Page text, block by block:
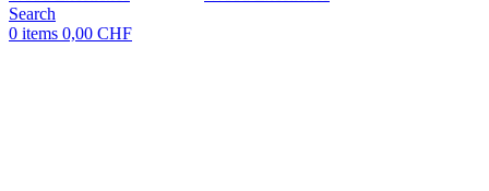
Search
0 items 0,00 CHF